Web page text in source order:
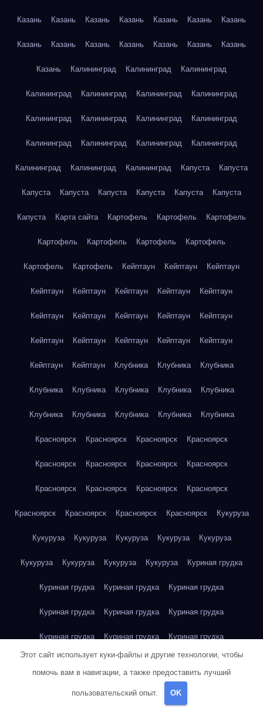
Казань Казань Казань Казань Казань Казань Казань
Казань Казань Казань Казань Казань Казань Казань
Казань Калининград Калининград Калининград
Калининград Калининград Калининград Калининград
Калининград Калининград Калининград Калининград
Калининград Калининград Калининград Калининград
Калининград Калининград Калининград Капуста Капуста
Капуста Капуста Капуста Капуста Капуста Капуста
Капуста Карта сайта Картофель Картофель Картофель
Картофель Картофель Картофель Картофель
Картофель Картофель Кейптаун Кейптаун Кейптаун
Кейптаун Кейптаун Кейптаун Кейптаун Кейптаун
Кейптаун Кейптаун Кейптаун Кейптаун Кейптаун
Кейптаун Кейптаун Кейптаун Кейптаун Кейптаун
Кейптаун Кейптаун Клубника Клубника Клубника
Клубника Клубника Клубника Клубника Клубника
Клубника Клубника Клубника Клубника Клубника
Красноярск Красноярск Красноярск Красноярск
Красноярск Красноярск Красноярск Красноярск
Красноярск Красноярск Красноярск Красноярск
Красноярск Красноярск Красноярск Красноярск Кукуруза
Кукуруза Кукуруза Кукуруза Кукуруза Кукуруза
Кукуруза Кукуруза Кукуруза Кукуруза Куриная грудка
Куриная грудка Куриная грудка Куриная грудка
Куриная грудка Куриная грудка Куриная грудка
Куриная грудка Куриная грудка Куриная грудка
Куриное яйцо Куриное яйцо Куриное яйцо
Куриное яйцо
Этот сайт использует куки-файлы и другие технологии, чтобы
помочь вам в навигации, а также предоставить лучший
пользовательский опыт. OK